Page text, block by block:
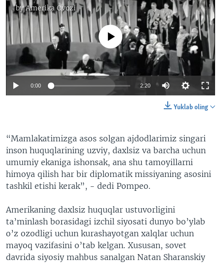
byAmerika Ovozi
No media source currently available
0:00 2:20
Yuklab oling
“Mamlakatimizga asos solgan ajdodlarimiz singari
inson huquqlarining uzviy, daxlsiz va barcha uchun
umumiy ekaniga ishonsak, ana shu tamoyillarni
himoya qilish har bir diplomatik missiyaning asosini
tashkil etishi kerak”, - dedi Pompeo.
Amerikaning daxlsiz huquqlar ustuvorligini
ta’minlash borasidagi izchil siyosati dunyo bo’ylab
o’z ozodligi uchun kurashayotgan xalqlar uchun
mayoq vazifasini o’tab kelgan. Xususan, sovet
davrida siyosiy mahbus sanalgan Natan Sharanskiy